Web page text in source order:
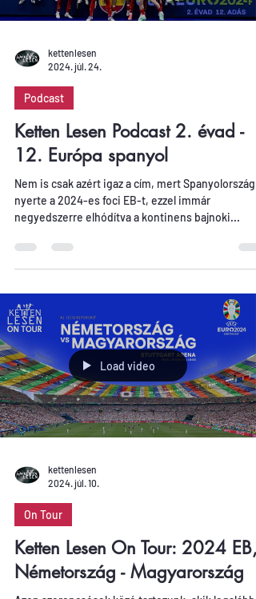
2024. júl. 24.
Podcast
Ketten Lesen Podcast 2. évad -
12. Európa spanyol
Nem is csak azért igaz a cím, mert Spanyolország
nyerte a 2024-es foci EB-t, ezzel immár
negyedszerre elhódítva a kontinens bajnoki...
Load video
2024. júl. 10.
On Tour
Ketten Lesen On Tour: 2024 EB,